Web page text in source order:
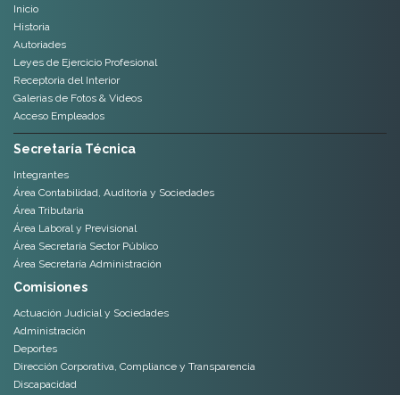
Inicio
Historia
Autoriades
Leyes de Ejercicio Profesional
Receptoria del Interior
Galerias de Fotos & Videos
Acceso Empleados
Secretaría Técnica
Integrantes
Área Contabilidad, Auditoria y Sociedades
Área Tributaria
Área Laboral y Previsional
Área Secretaría Sector Público
Área Secretaría Administración
Comisiones
Actuación Judicial y Sociedades
Administración
Deportes
Dirección Corporativa, Compliance y Transparencia
Discapacidad